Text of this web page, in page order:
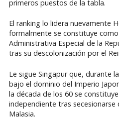
primeros puestos de la tabla.
El ranking lo lidera nuevamente
formalmente se constituye como
Administrativa Especial de la
tras su descolonización por el
Le sigue Singapur que, durante
bajo el dominio del Imperio
la década de los 60 se
independiente tras secesionarse
Malasia.